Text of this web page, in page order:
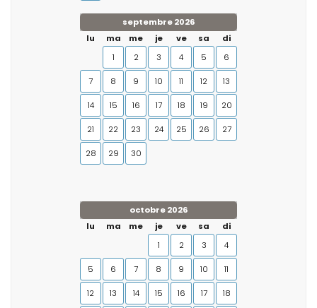
septembre 2026
lu
ma me je ve sa
di
1
2 3 4 5 6
7 8 9 10 11 12 13
14 15 16 17 18 19 20
21 22 23 24 25 26 27
28 29 30
octobre 2026
lu
ma me je ve sa
di
1
2 3 4
5 6 7 8 9 10 11
12 13 14 15 16 17 18